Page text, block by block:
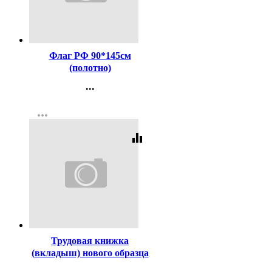
Флаг РФ 90*145см
(полотно)
...
Регистрация
more_horiz
equalizer
Трудовая книжка
(вкладыш) нового образца